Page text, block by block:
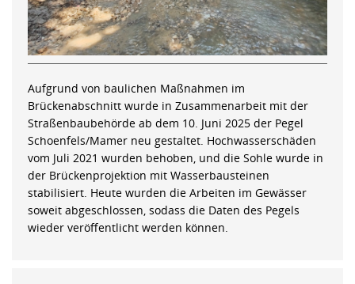
Aufgrund von baulichen Maßnahmen im
Brückenabschnitt wurde in Zusammenarbeit mit der
Straßenbaubehörde ab dem 10. Juni 2025 der Pegel
Schoenfels/Mamer neu gestaltet. Hochwasserschäden
vom Juli 2021 wurden behoben, und die Sohle wurde in
der Brückenprojektion mit Wasserbausteinen
stabilisiert. Heute wurden die Arbeiten im Gewässer
soweit abgeschlossen, sodass die Daten des Pegels
wieder veröffentlicht werden können.